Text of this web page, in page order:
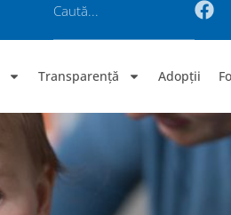
Transparență Adopții